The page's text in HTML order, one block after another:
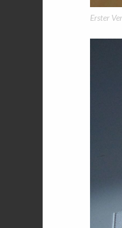
Erster